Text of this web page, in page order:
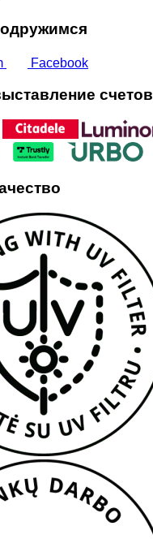
Facebook
счетов